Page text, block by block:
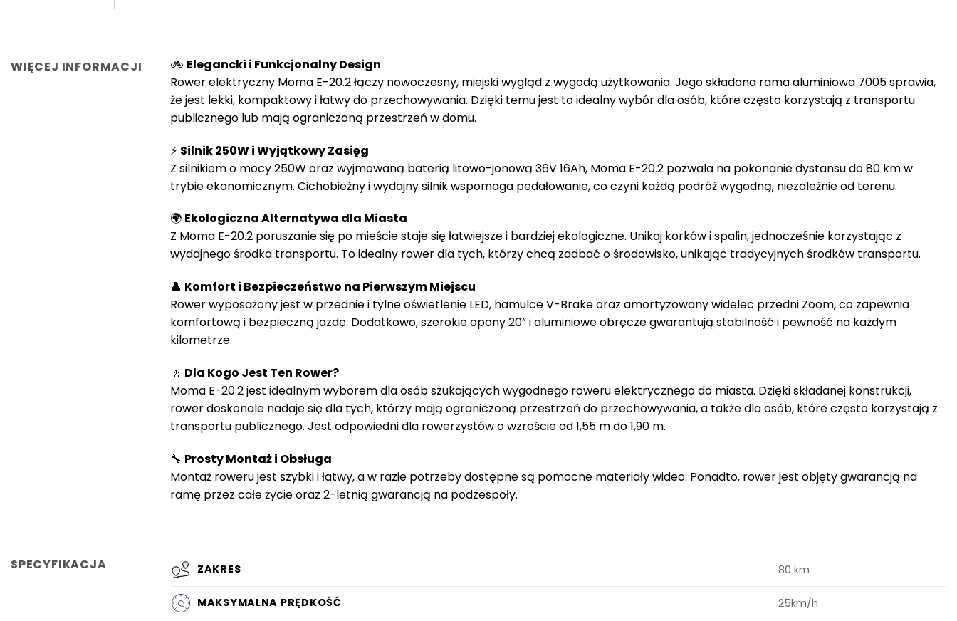
WIĘCEJ INFORMACJI 🚲 Elegancki i Funkcjonalny Design
Rower elektryczny Moma E-20.2 łączy nowoczesny, miejski wygląd z wygodą użytkowania. Jego składana rama aluminiowa 7005 sprawia,
że jest lekki, kompaktowy i łatwy do przechowywania. Dzięki temu jest to idealny wybór dla osób, które często korzystają z transportu
publicznego lub mają ograniczoną przestrzeń w domu.
⚡ Silnik 250W i Wyjątkowy Zasięg
Z silnikiem o mocy 250W oraz wyjmowaną baterią litowo-jonową 36V 16Ah, Moma E-20.2 pozwala na pokonanie dystansu do 80 km w
trybie ekonomicznym. Cichobieżny i wydajny silnik wspomaga pedałowanie, co czyni każdą podróż wygodną, niezależnie od terenu.
🌍 Ekologiczna Alternatywa dla Miasta
Z Moma E-20.2 poruszanie się po mieście staje się łatwiejsze i bardziej ekologiczne. Unikaj korków i spalin, jednocześnie korzystając z
wydajnego środka transportu. To idealny rower dla tych, którzy chcą zadbać o środowisko, unikając tradycyjnych środków transportu.
👤 Komfort i Bezpieczeństwo na Pierwszym Miejscu
Rower wyposażony jest w przednie i tylne oświetlenie LED, hamulce V-Brake oraz amortyzowany widelec przedni Zoom, co zapewnia
komfortową i bezpieczną jazdę. Dodatkowo, szerokie opony 20” i aluminiowe obręcze gwarantują stabilność i pewność na każdym
kilometrze.
🚶 Dla Kogo Jest Ten Rower?
Moma E-20.2 jest idealnym wyborem dla osób szukających wygodnego roweru elektrycznego do miasta. Dzięki składanej konstrukcji,
rower doskonale nadaje się dla tych, którzy mają ograniczoną przestrzeń do przechowywania, a także dla osób, które często korzystają z
transportu publicznego. Jest odpowiedni dla rowerzystów o wzroście od 1,55 m do 1,90 m.
🔧 Prosty Montaż i Obsługa
Montaż roweru jest szybki i łatwy, a w razie potrzeby dostępne są pomocne materiały wideo. Ponadto, rower jest objęty gwarancją na
ramę przez całe życie oraz 2-letnią gwarancją na podzespoły.
SPECYFIKACJA ZAKRES 80 km
MAKSYMALNA PRĘDKOŚĆ 25km/h